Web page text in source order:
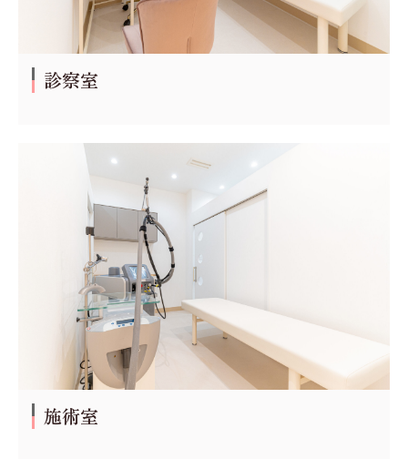
診察室
施術室